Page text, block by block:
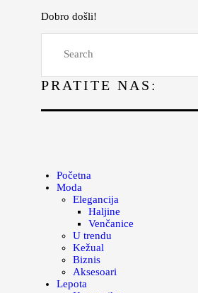
Dobro došli!
PRATITE NAS:
Početna
Moda
Elegancija
Haljine
Venčanice
U trendu
Kežual
Biznis
Aksesoari
Lepota
Lepota
Kuhinja
Magazin